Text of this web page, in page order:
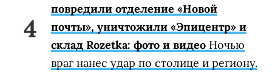
повредили отделение «Новой
почты», уничтожили «Эпицентр» и
склад Rozetka: фото и видео Ночью
враг нанес удар по столице и региону.